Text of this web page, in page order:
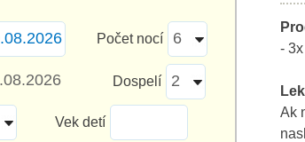
Počet nocí
Dospelí
Vek detí
-
Ak